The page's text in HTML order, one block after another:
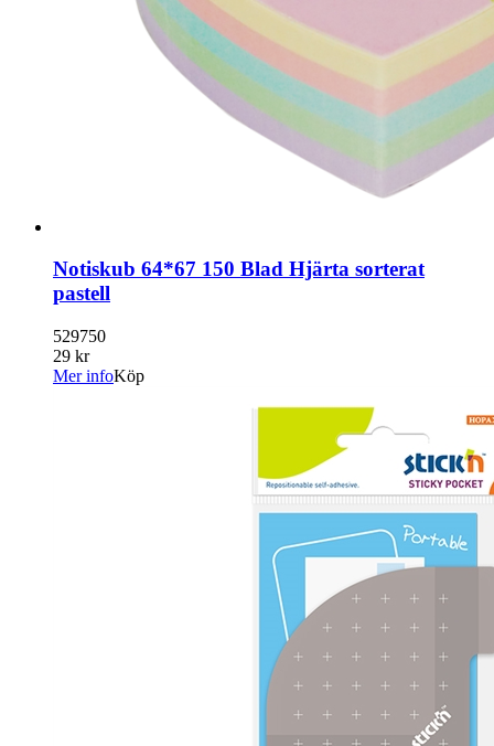
Notiskub 64*67 150 Blad Hjärta sorterat
pastell
529750
29 kr
Mer infoKöp